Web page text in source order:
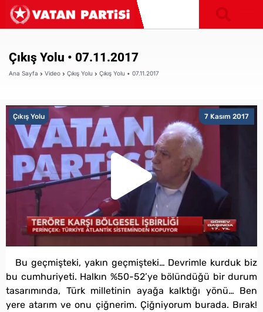
Çıkış Yolu • 07.11.2017
Ana Sayfa Video Çıkış Yolu Çıkış Yolu • 07.11.2017
7 Kasım 2017
Çıkış Yolu
Bu geçmişteki, yakın geçmişteki… Devrimle kurduk biz
bu cumhuriyeti. Halkın %50-52’ye bölündüğü bir durum
tasarımında, Türk milletinin ayağa kalktığı yönü… Ben
yere atarım ve onu çiğnerim. Çiğniyorum burada. Bırak!